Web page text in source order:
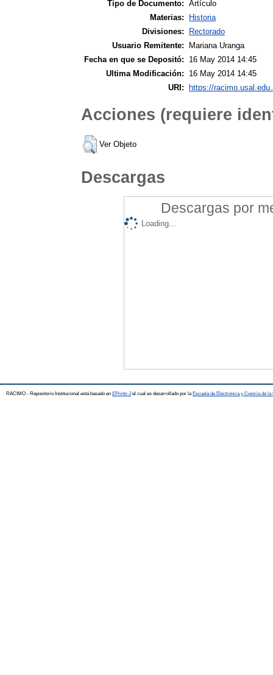
Tipo de Documento: Artículo
Materias:
Historia
Divisiones:
Rectorado
Usuario Remitente:
Mariana Uranga
Fecha en que se Depositó:
16 May 2014 14:45
Ultima Modificación:
16 May 2014 14:45
URI:
https://
Acciones (requiere
Ver Objeto
Descargas
Descargas por
Loading...
RACIMO - Repositorio Institucional está basado en EPrints 3el cual es desarrollado por la Escuela de Electrónica y Ciencia de la